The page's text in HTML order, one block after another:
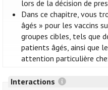
lors de la décision de
Dans ce chapitre, vous
âgés » pour les vaccins
groupes cibles, tels que
patients âgés, ainsi que
attention particulière
Interactions